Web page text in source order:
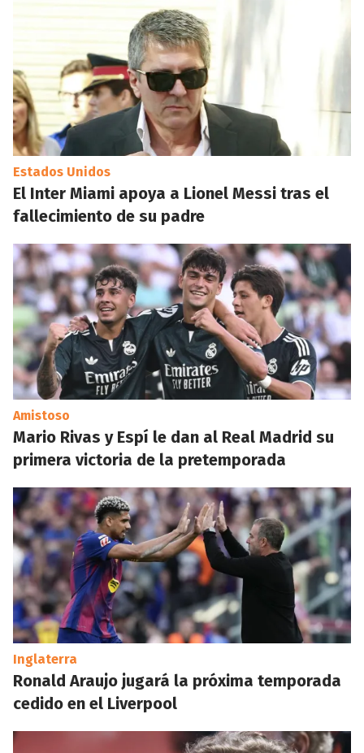
Estados Unidos
El Inter Miami apoya a Lionel Messi tras el
fallecimiento de su padre
Amistoso
Mario Rivas y Espí le dan al Real Madrid su
primera victoria de la pretemporada
Inglaterra
Ronald Araujo jugará la próxima temporada
cedido en el Liverpool